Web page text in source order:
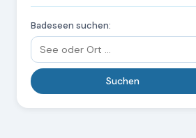
Badeseen suchen: